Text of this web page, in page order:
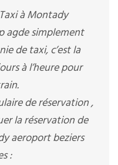
à Montady
agde simplement
de taxi, c’est la
à l’heure pour
de réservation ,
la réservation de
aeroport beziers
: